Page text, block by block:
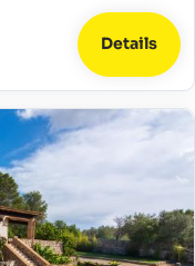
Details